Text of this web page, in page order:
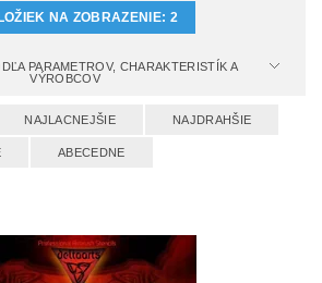
NA ZOBRAZENIE: 2
PARAMETROV, CHARAKTERISTÍK A
VÝROBCOV
NAJLACNEJŠIE NAJDRAHŠIE
ABECEDNE